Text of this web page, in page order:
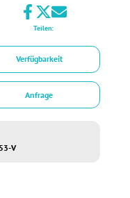
Teilen:
Verfügbarkeit
Anfrage
V